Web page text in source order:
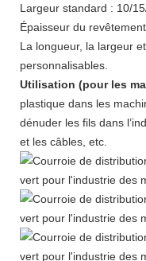
Largeur standard : 10/
Épaisseur du
La longueur, la largeur
personnalisables.
Utilisation (pour les
plastique dans les
dénuder les fils dans
et les câbles, etc.